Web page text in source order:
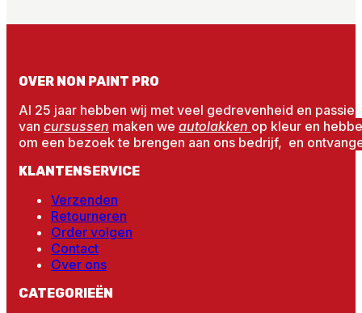
OVER NON PAINT PRO
Al 25 jaar hebben wij met veel gedrevenheid en
van cursussen maken we autolakken op kleur en
om een bezoek te brengen aan ons bedrijf, en
KLANTENSERVICE
Verzenden
Retourneren
Order volgen
Contact
Over ons
CATEGORIEËN